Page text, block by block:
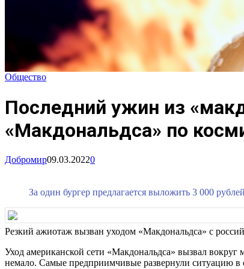
Общество
Последний ужин из
«Макдональдса» по
Добромир09.03.20220
За один бургер предлагается выложить 3 000
Резкий ажиотаж вызван уходом «Макдональдса» с
Уход американской сети «Макдональдса» вызвал
немало. Самые предприимчивые развернули ситуацию в